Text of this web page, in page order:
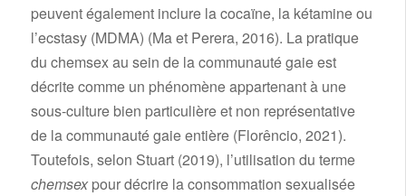
peuvent également inclure la cocaïne, la kétamine ou
l’ecstasy (MDMA) (Ma et Perera, 2016). La pratique
du chemsex au sein de la communauté gaie est
décrite comme un phénomène appartenant à une
sous-culture bien particulière et non représentative
de la communauté gaie entière (Florêncio, 2021).
Toutefois, selon Stuart (2019), l’utilisation du terme
chemsexpour décrire la consommation sexualisée